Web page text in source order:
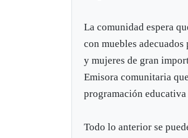
La comunidad espera
con muebles
y mujeres de gran
Emisora comunitaria
programación
Todo lo anterior se